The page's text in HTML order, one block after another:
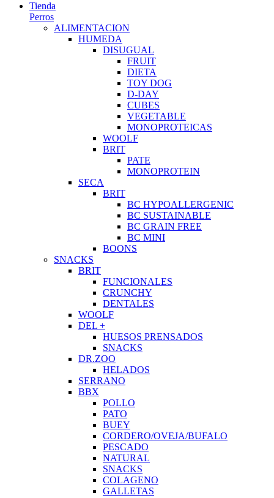
Tienda
Perros
ALIMENTACION
HUMEDA
DISUGUAL
FRUIT
DIETA
TOY DOG
D-DAY
CUBES
VEGETABLE
MONOPROTEICAS
WOOLF
BRIT
PATE
MONOPROTEIN
SECA
BRIT
BC HYPOALLERGENIC
BC SUSTAINABLE
BC GRAIN FREE
BC MINI
BOONS
SNACKS
BRIT
FUNCIONALES
CRUNCHY
DENTALES
WOOLF
DEL +
HUESOS PRENSADOS
SNACKS
DR.ZOO
HELADOS
SERRANO
BBX
POLLO
PATO
BUEY
CORDERO/OVEJA/BUFALO
PESCADO
NATURAL
SNACKS
COLAGENO
GALLETAS